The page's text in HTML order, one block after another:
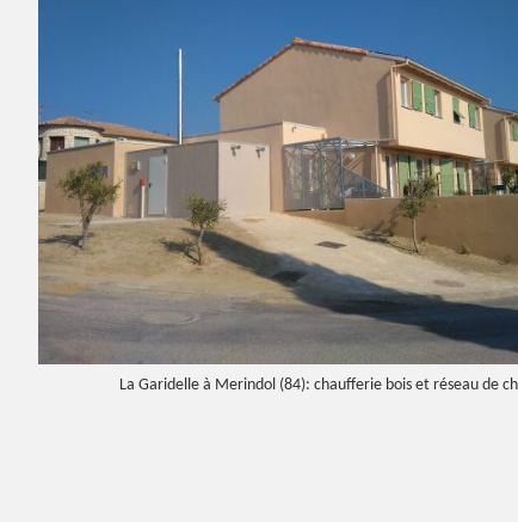
La Garidelle à Merindol (84): chaufferie bois et réseau de